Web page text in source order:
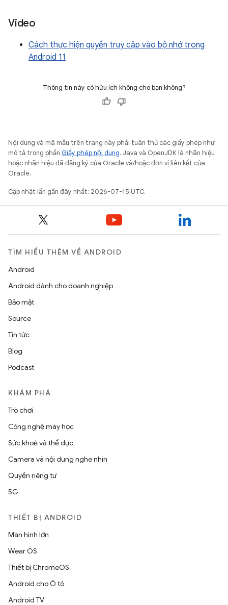
Video
Cách thực hiện quyền truy cập vào bộ nhớ trong
Android 11
Thông tin này có hữu ích không cho bạn không?
Nội dung và mã mẫu trên trang này phải tuân thủ các giấy phép như
mô tả trong phần Giấy phép nội dung. Java và OpenJDK là nhãn hiệu
hoặc nhãn hiệu đã đăng ký của Oracle và/hoặc đơn vị liên kết của
Oracle.
Cập nhật lần gần đây nhất: 2026-07-15 UTC.
TÌM HIỂU THÊM VỀ ANDROID
Android
Android dành cho doanh nghiệp
Bảo mật
Source
Tin tức
Blog
Podcast
KHÁM PHÁ
Trò chơi
Công nghệ máy học
Sức khoẻ và thể dục
Camera và nội dung nghe nhìn
Quyền riêng tư
5G
THIẾT BỊ ANDROID
Màn hình lớn
Wear OS
Thiết bị ChromeOS
Android cho Ô tô
Android TV